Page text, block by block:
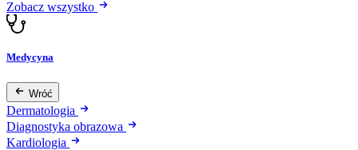
Zobacz wszystko
Medycyna
Wróć
Dermatologia
Diagnostyka obrazowa
Kardiologia